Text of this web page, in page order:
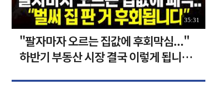
35:31
"팔자마자 오르는 집값에 후회막심..."
하반기 부동산 시장 결국 이렇게 됩니다 I